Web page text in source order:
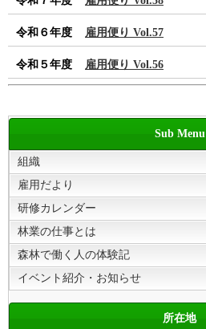
令和６年度 雇用便り Vol.57
令和５年度 雇用便り Vol.56
Sub Menu
組織
雇用だより
研修カレンダー
林業の仕事とは
森林で働く人の体験記
イベント紹介・お知らせ
所在地